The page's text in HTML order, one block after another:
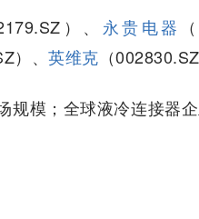
）、 永贵电器
）、 英维克 （
规模；全球液冷连接器